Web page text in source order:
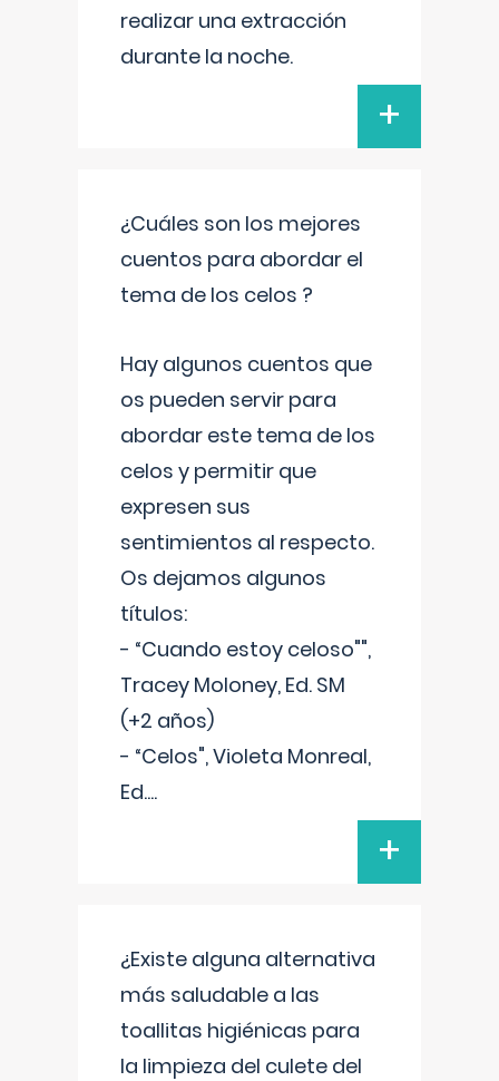
realizar una extracción
durante la noche.
+
¿Cuáles son los mejores
cuentos para abordar el
tema de los celos ?
Hay algunos cuentos que
os pueden servir para
abordar este tema de los
celos y permitir que
expresen sus
sentimientos al respecto.
Os dejamos algunos
títulos:
- “Cuando estoy celoso"",
Tracey Moloney, Ed. SM
(+2 años)
- “Celos", Violeta Monreal,
Ed....
+
¿Existe alguna alternativa
más saludable a las
toallitas higiénicas para
la limpieza del culete del